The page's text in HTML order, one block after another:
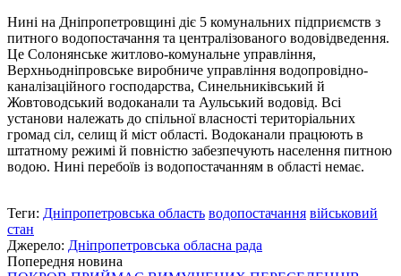
Нині на Дніпропетровщині діє 5 комунальних підприємств з
питного водопостачання та централізованого водовідведення.
Це Солонянське житлово-комунальне управління,
Верхньодніпровське виробниче управління водопровідно-
каналізаційного господарства, Синельниківський й
Жовтоводський водоканали та Аульський водовід. Всі
установи належать до спільної власності територіальних
громад сіл, селищ й міст області. Водоканали працюють в
штатному режимі й повністю забезпечують населення питною
водою. Нині перебоїв із водопостачанням в області немає.
Теги: Дніпропетровська область водопостачання військовий
стан
Джерело: Дніпропетровська обласна рада
Попередня новина